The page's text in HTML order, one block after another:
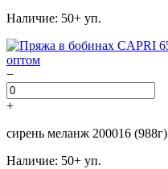
Наличие: 50+ уп.
−
+
сирень меланж 200016 (988г)
Наличие: 50+ уп.